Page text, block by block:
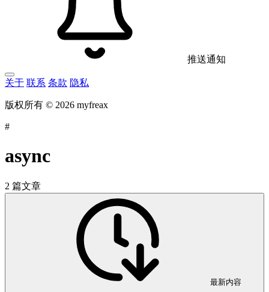
推送通知
关于 联系 条款 隐私
版权所有 © 2026 myfreax
#
async
2 篇文章
最新内容